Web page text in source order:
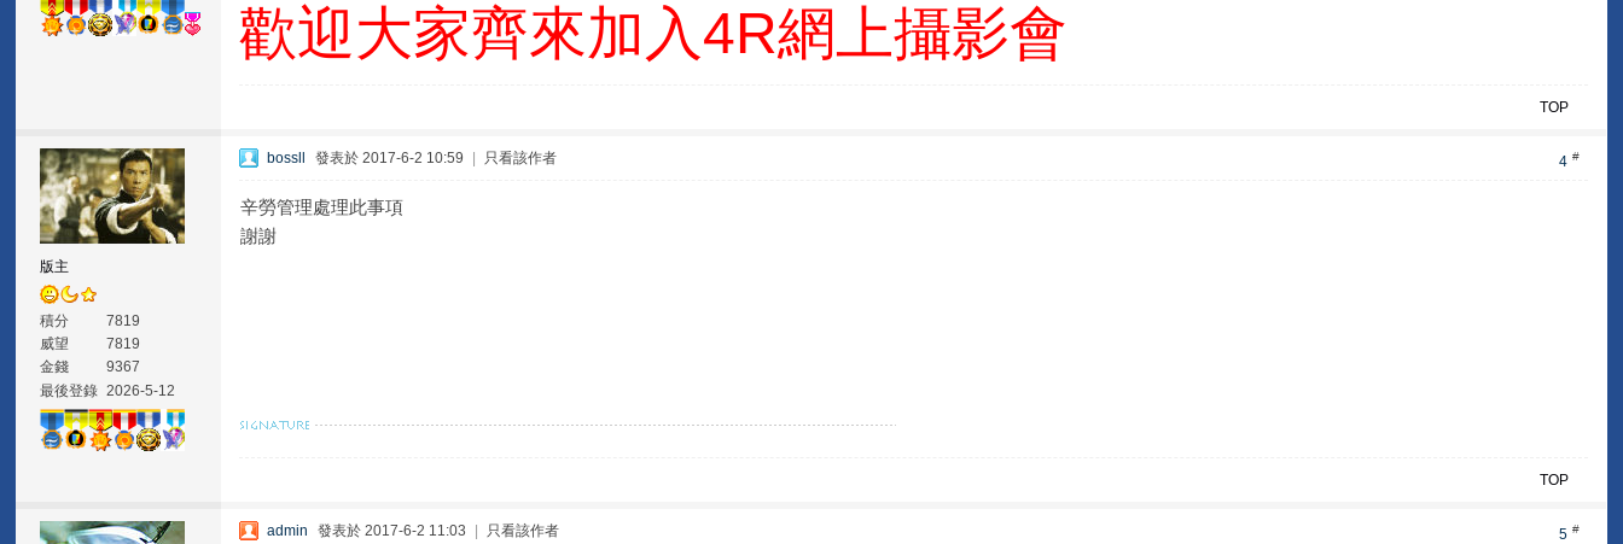
歡迎大家齊來加入4R網上攝影會
TOP
版主
積分
7819
威望
7819
金錢
9367
最後登錄 2026-5-12
4 #
bossll 發表於 2017-6-2 10:59 只看該作者
辛勞管理處理此事項
謝謝
TOP
5 #
admin 發表於 2017-6-2 11:03 只看該作者